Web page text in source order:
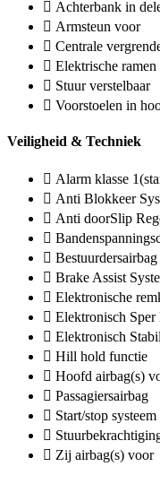
Achterbank in
Armsteun voor
Centrale
Elektrische
Stuur verstelbaar
Voorstoelen in
Veiligheid & Techniek
Alarm klasse
Anti Blokkeer
Anti doorSlip
Bestuurdersairbag
Brake Assist
Elektronische
Elektronisch
Elektronisch
Hill hold functie
Hoofd airbag(s)
Passagiersairbag
Start/stop systeem
Zij airbag(s) voor